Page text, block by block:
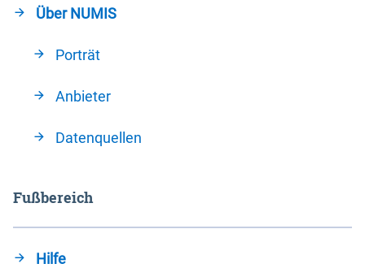
Über NUMIS
Porträt
Anbieter
Datenquellen
Fußbereich
Hilfe